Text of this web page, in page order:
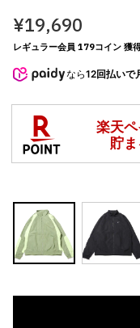
¥19,690
レギュラー会員 179コイン 獲
なら12回払いで